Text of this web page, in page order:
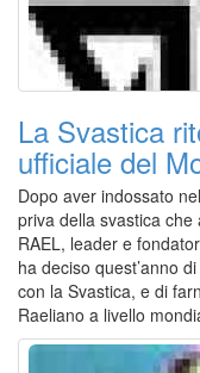
La Svastica
ufficiale del
Dopo aver indossato
priva della svastica
RAEL, leader e
ha deciso quest’anno
con la Svastica, e di
Raeliano a livello